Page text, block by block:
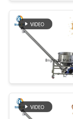
QUALITÀ
NOTIZIE